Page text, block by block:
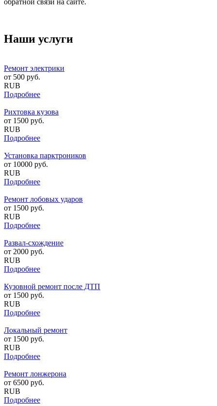
обратной связи на сайте.
Наши услуги
Ремонт электрики
от 500 руб.
RUB
Подробнее
Рихтовка кузова
от 1500 руб.
RUB
Подробнее
Установка парктроников
от 10000 руб.
RUB
Подробнее
Ремонт лобовых ударов
от 1500 руб.
RUB
Подробнее
Развал-схождение
от 2000 руб.
RUB
Подробнее
Кузовной ремонт после ДТП
от 1500 руб.
RUB
Подробнее
Локальный ремонт
от 1500 руб.
RUB
Подробнее
Ремонт лонжерона
от 6500 руб.
RUB
Подробнее